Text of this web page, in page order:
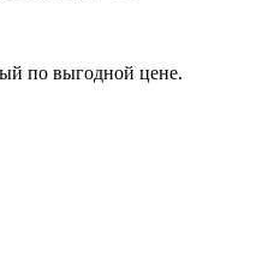
по выгодной цене.